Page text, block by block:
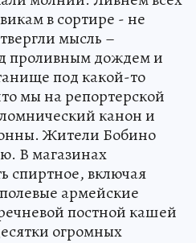
в сортире - не
мысль –
проливным дождем и
под какой-то
мы на репортерской
канон и
Жители Бобино
В магазинах
спиртное, включая
армейские
постной кашей
огромных